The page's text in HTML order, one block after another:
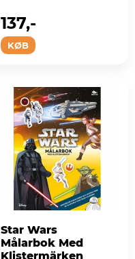
KØB
137,-
Star Wars
Målarbok Med
Klistermärken